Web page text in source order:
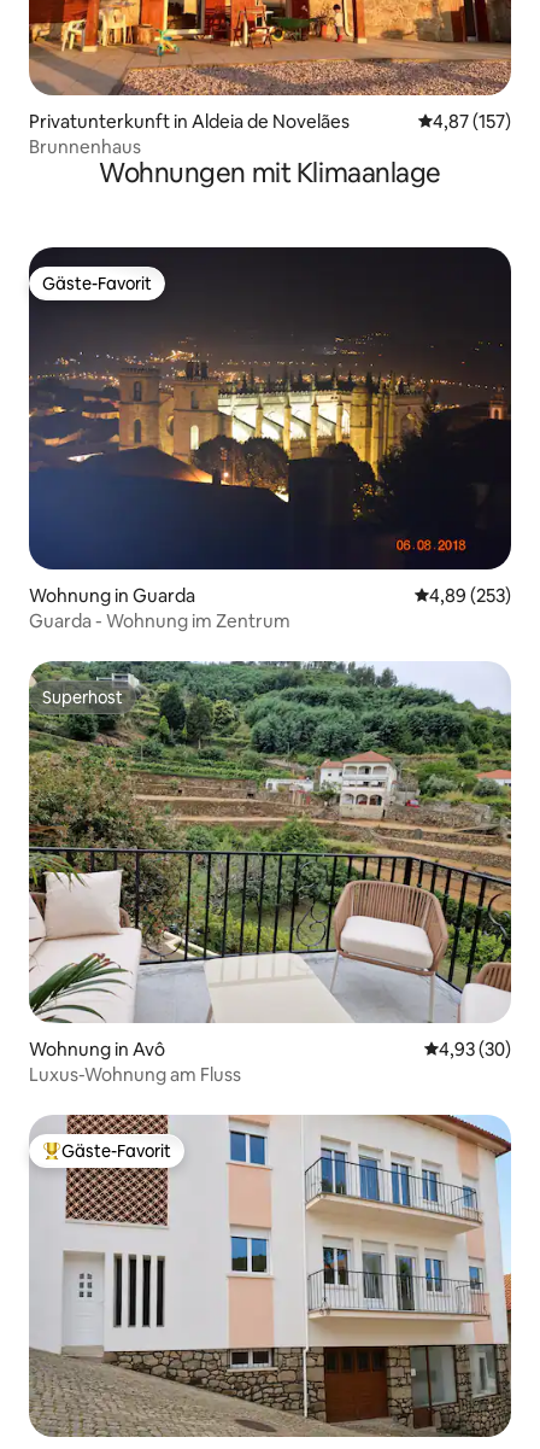
Privatunterkunft in Aldeia de Novelães
4,87 (157)
Brunnenhaus
Wohnungen mit Klimaanlage
Gäste-Favorit
Gäste-Favorit
Wohnung in Guarda
4,89 (253)
Guarda - Wohnung im Zentrum
Superhost
Superhost
Wohnung in Avô
4,93 (30)
Luxus-Wohnung am Fluss
Beliebter Gäste-Favorit.
Gäste-Favorit